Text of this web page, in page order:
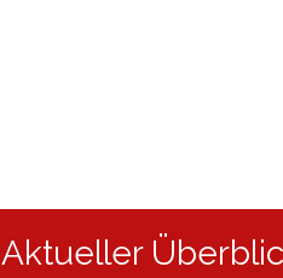
Aktueller